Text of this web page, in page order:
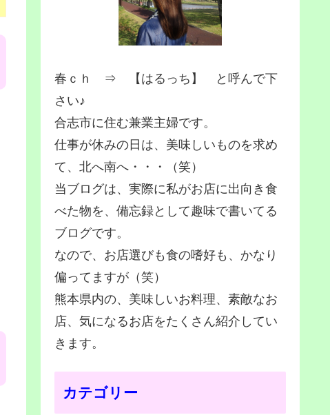
春ｃｈ ⇒ 【はるっち】 と呼んで下
さい♪
合志市に住む兼業主婦です。
仕事が休みの日は、美味しいものを求め
て、北へ南へ・・・（笑）
当ブログは、実際に私がお店に出向き食
べた物を、備忘録として趣味で書いてる
ブログです。
なので、お店選びも食の嗜好も、かなり
偏ってますが（笑）
熊本県内の、美味しいお料理、素敵なお
店、気になるお店をたくさん紹介してい
きます。
カテゴリー